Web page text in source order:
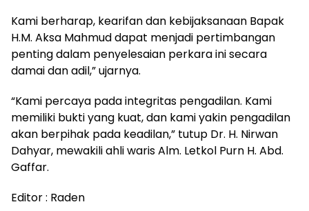
Kami berharap, kearifan dan kebijaksanaan Bapak
H.M. Aksa Mahmud dapat menjadi pertimbangan
penting dalam penyelesaian perkara ini secara
damai dan adil,” ujarnya.
“Kami percaya pada integritas pengadilan. Kami
memiliki bukti yang kuat, dan kami yakin pengadilan
akan berpihak pada keadilan,” tutup Dr. H. Nirwan
Dahyar, mewakili ahli waris Alm. Letkol Purn H. Abd.
Gaffar.
Editor : Raden